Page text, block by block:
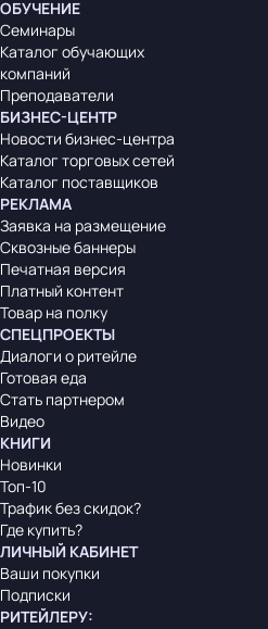
ОБУЧЕНИЕ
Семинары
Каталог обучающих
компаний
Преподаватели
БИЗНЕС-ЦЕНТР
Новости бизнес-центра
Каталог торговых сетей
Каталог поставщиков
РЕКЛАМА
Заявка на размещение
Сквозные баннеры
Печатная версия
Платный контент
Товар на полку
СПЕЦПРОЕКТЫ
Диалоги о ритейле
Готовая еда
Стать партнером
Видео
КНИГИ
Новинки
Топ-10
Трафик без скидок?
Где купить?
ЛИЧНЫЙ КАБИНЕТ
Ваши покупки
Подписки
РИТЕЙЛЕРУ: